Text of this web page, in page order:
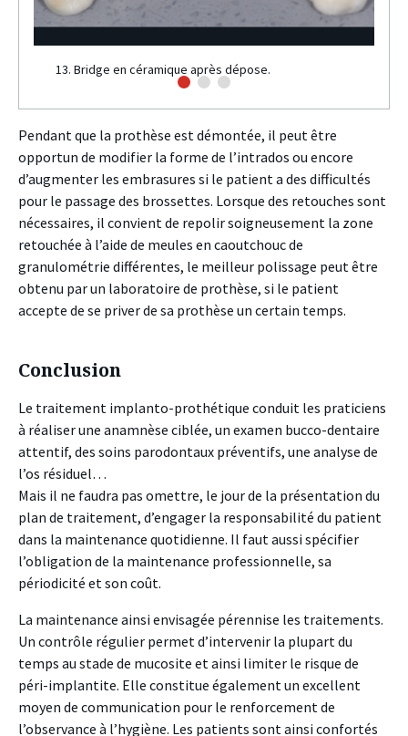
13. Bridge en céramique après dépose.
Pendant que la prothèse est démontée, il peut être
opportun de modifier la forme de l’intrados ou encore
d’augmenter les embrasures si le patient a des difficultés
pour le passage des brossettes. Lorsque des retouches sont
nécessaires, il convient de repolir soigneusement la zone
retouchée à l’aide de meules en caoutchouc de
granulométrie différentes, le meilleur polissage peut être
obtenu par un laboratoire de prothèse, si le patient
accepte de se priver de sa prothèse un certain temps.
Conclusion
Le traitement implanto-prothétique conduit les praticiens
à réaliser une anamnèse ciblée, un examen bucco-dentaire
attentif, des soins parodontaux préventifs, une analyse de
l’os résiduel…
Mais il ne faudra pas omettre, le jour de la présentation du
plan de traitement, d’engager la responsabilité du patient
dans la maintenance quotidienne. Il faut aussi spécifier
l’obligation de la maintenance professionnelle, sa
périodicité et son coût.
La maintenance ainsi envisagée pérennise les traitements.
Un contrôle régulier permet d’intervenir la plupart du
temps au stade de mucosite et ainsi limiter le risque de
péri-implantite. Elle constitue également un excellent
moyen de communication pour le renforcement de
l’observance à l’hygiène. Les patients sont ainsi confortés